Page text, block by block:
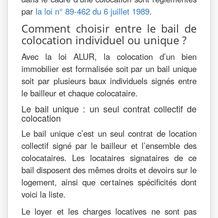
par la loi n° 89-462 du 6 juillet 1989.
Comment choisir entre le bail de
colocation individuel ou unique ?
Avec la loi ALUR, la colocation d’un bien
immobilier est formalisée soit par un bail unique
soit par plusieurs baux individuels signés entre
le bailleur et chaque colocataire.
Le bail unique : un seul contrat collectif de
colocation
Le bail unique c’est un seul contrat de location
collectif signé par le bailleur et l’ensemble des
colocataires. Les locataires signataires de ce
bail disposent des mêmes droits et devoirs sur le
logement, ainsi que certaines spécificités dont
voici la liste.
Le loyer et les charges locatives ne sont pas